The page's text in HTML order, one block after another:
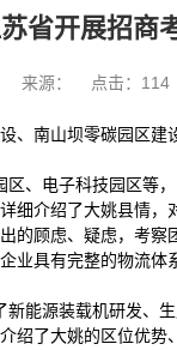
省开展招商
来源： 点击： 114
南山坝零碳园区
、电子科技园区等
介绍了大姚县情
顾虑、疑虑，考
具有完整的物流
能源装载机研发、
了大姚的区位优